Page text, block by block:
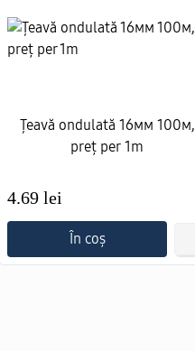
Țeavă ondulată 16мм 100м,
preț per 1m
4.69 lei
În coș